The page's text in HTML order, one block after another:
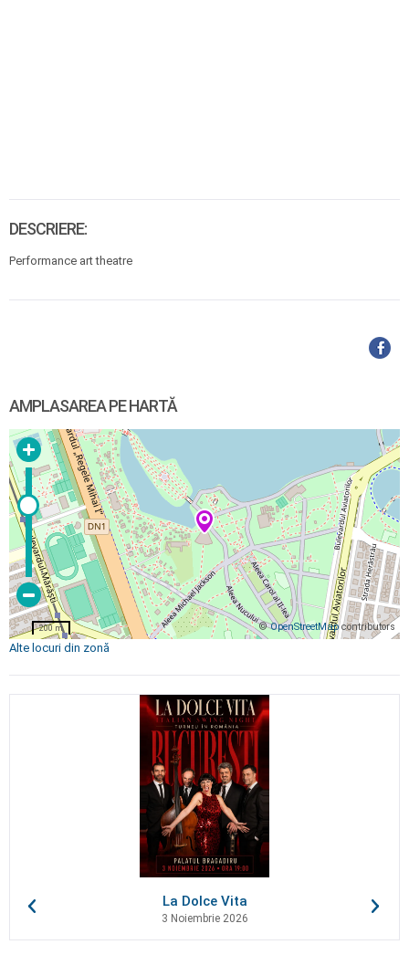
DESCRIERE:
Performance art theatre
AMPLASAREA PE HARTĂ
©OpenStreetMapcontributors
200 m
Alte locuri din zonă
La Dolce Vita
3 Noiembrie 2026